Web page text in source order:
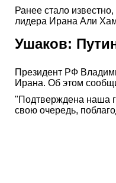
Ранее стало
лидера Ирана Али
Ушаков:
Президент РФ
Ирана. Об этом
"Подтверждена наша
свою очередь,